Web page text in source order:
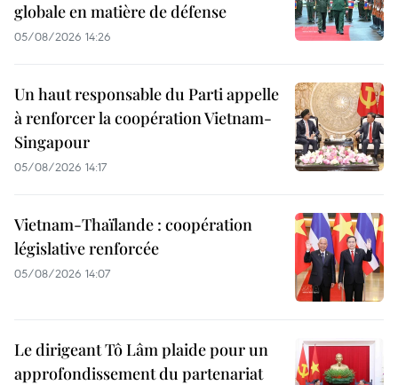
globale en matière de défense
05/08/2026 14:26
Un haut responsable du Parti appelle
à renforcer la coopération Vietnam-
Singapour
05/08/2026 14:17
Vietnam-Thaïlande : coopération
législative renforcée
05/08/2026 14:07
Le dirigeant Tô Lâm plaide pour un
approfondissement du partenariat